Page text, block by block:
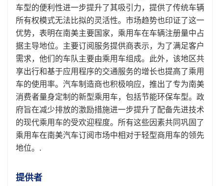
车型的便利性进一步提升了其吸引力，提供了传统车辆
所有权模式无法比拟的灵活性。市场趋势也印证了这一
优势，表明在南美主要国家，乘用车在车辆注册量中占
据主导地位。主要订阅服务提供商表示，为了满足客户
需求，他们的车队主要由乘用车组成。此外，该地区共
享出行和基于应用程序的交通服务的增长也提高了乘用
车的使用率。汽车制造商也积极响应，推出了专为南美
消费者量身定制的新型乘用车，包括节能环保车型。政
府旨在减少排放的激励措施进一步提升了配备先进技术
的现代乘用车的受欢迎程度。所有这些因素共同巩固了
乘用车在南美汽车订阅市场中相对于轻型商用车的领先
地位。.
提供者